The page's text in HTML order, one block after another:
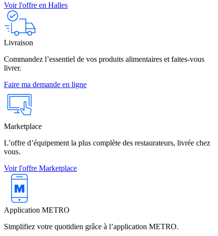
Voir l'offre en Halles
Livraison
Commandez l’essentiel de vos produits alimentaires et faites-vous
livrer.
Faire ma demande en ligne
Marketplace
L’offre d’équipement la plus complète des restaurateurs, livrée chez
vous.
Voir l'offre Marketplace
Application METRO
Simplifiez votre quotidien grâce à l’application METRO.